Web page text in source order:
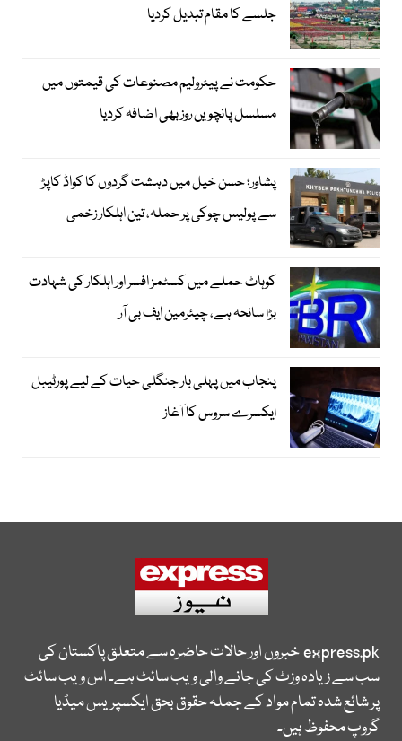
جلسے کا مقام تبدیل کردیا
حکومت نے پیٹرولیم مصنوعات کی قیمتوں میں
مسلسل پانچویں روز بھی اضافہ کردیا
پشاور؛ حسن خیل میں دہشت گردوں کا کواڈ کاپڑ
سے پولیس چوکی پر حملہ، تین اہلکار زخمی
کوہاٹ حملے میں کسٹمز افسر اور اہلکار کی شہادت
بڑا سانحہ ہے، چیئرمین ایف بی آر
پنجاب میں پہلی بار جنگلی حیات کے لیے پورٹیبل
ایکسرے سروس کا آغاز
express.pkخبروں اور حالات حاضرہ سے متعلق پاکستان کی
سب سے زیادہ وزٹ کی جانے والی ویب سائٹ ہے۔ اس ویب سائٹ
پر شائع شدہ تمام مواد کے جملہ حقوق بحق ایکسپریس میڈیا
گروپ محفوظ ہیں۔